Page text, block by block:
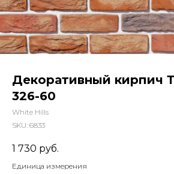
Декоративный кирпич
326-60
White Hills
SKU: 6833
1 730 руб.
Единица измерения